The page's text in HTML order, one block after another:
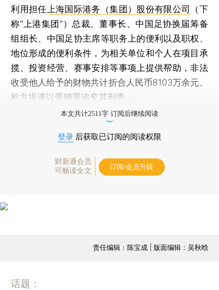
利用担任 上海国际港务（集团）股份有限公司
（下
称“上港集团”）总裁、董事长、中国足协换届筹备
组组长、中国足协主席等职务上的便利以及职权、
地位形成的便利条件，为相关单位和个人在项目承
揽、投资经营、赛事安排等事项上提供帮助，非法
收受他人给予的财物共计折合人民币8103万余元。
检方提请以受贿罪追究其刑责。
本文共计2511字 订阅后继续阅读
登录 后获取已订阅的阅读权限
财新通会员
可畅读全文
订阅/会员升级
责任编辑：陈宝成 | 版面编辑：吴秋晗
话题：